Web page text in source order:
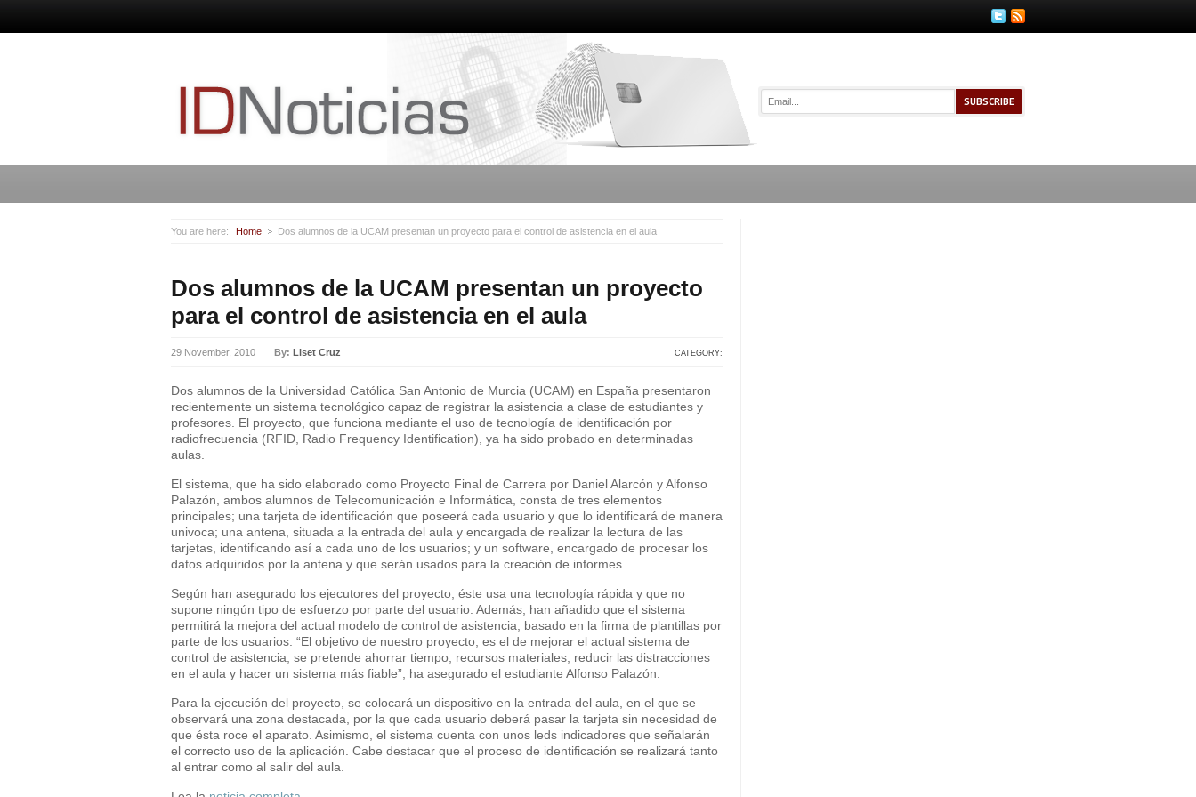
You are here: Home Dos alumnos de la UCAM presentan un proyecto para el control de asistencia en el aula
Dos alumnos de la UCAM presentan un proyecto
para el control de asistencia en el aula
29 November, 2010 By: Liset Cruz CATEGORY:
Dos alumnos de la Universidad Católica San Antonio de Murcia (UCAM) en España presentaron
recientemente un sistema tecnológico capaz de registrar la asistencia a clase de estudiantes y
profesores. El proyecto, que funciona mediante el uso de tecnología de identificación por
radiofrecuencia (RFID, Radio Frequency Identification), ya ha sido probado en determinadas
aulas.
El sistema, que ha sido elaborado como Proyecto Final de Carrera por Daniel Alarcón y Alfonso
Palazón, ambos alumnos de Telecomunicación e Informática, consta de tres elementos
principales; una tarjeta de identificación que poseerá cada usuario y que lo identificará de manera
univoca; una antena, situada a la entrada del aula y encargada de realizar la lectura de las
tarjetas, identificando así a cada uno de los usuarios; y un software, encargado de procesar los
datos adquiridos por la antena y que serán usados para la creación de informes.
Según han asegurado los ejecutores del proyecto, éste usa una tecnología rápida y que no
supone ningún tipo de esfuerzo por parte del usuario. Además, han añadido que el sistema
permitirá la mejora del actual modelo de control de asistencia, basado en la firma de plantillas por
parte de los usuarios. “El objetivo de nuestro proyecto, es el de mejorar el actual sistema de
control de asistencia, se pretende ahorrar tiempo, recursos materiales, reducir las distracciones
en el aula y hacer un sistema más fiable”, ha asegurado el estudiante Alfonso Palazón.
Para la ejecución del proyecto, se colocará un dispositivo en la entrada del aula, en el que se
observará una zona destacada, por la que cada usuario deberá pasar la tarjeta sin necesidad de
que ésta roce el aparato. Asimismo, el sistema cuenta con unos leds indicadores que señalarán
el correcto uso de la aplicación. Cabe destacar que el proceso de identificación se realizará tanto
al entrar como al salir del aula.